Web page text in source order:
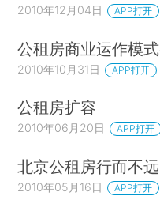
2010年12月04日 APP打开
公租房商业运作模
2010年10月31日 APP打开
公租房扩容
2010年06月20日 APP打开
北京公租房行而不远
2010年05月16日 APP打开